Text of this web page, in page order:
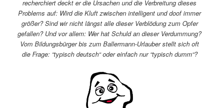
recherchiert deckt er die Ursachen und die Verbreitung dieses
Problems auf: Wird die Kluft zwischen intelligent und doof immer
größer? Sind wir nicht längst alle dieser Verblödung zum Opfer
gefallen? Und vor allem: Wer hat Schuld an dieser Verdummung?
Vom Bildungsbürger bis zum Ballermann-Urlauber stellt sich oft
die Frage: “typisch deutsch“ oder einfach nur “typisch dumm“?